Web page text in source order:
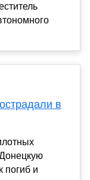
в
погиб и